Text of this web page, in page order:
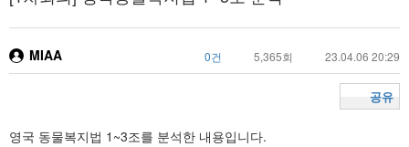
MIAA 0건 5,365회 23.04.06 20:29
공유
영국 동물복지법 1~3조를 분석한 내용입니다.